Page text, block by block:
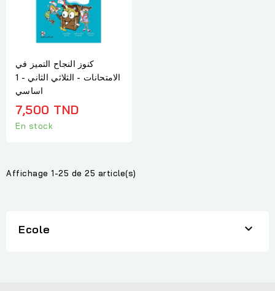
كنوز النجاح التميز في
الامتحانات - الثلاثي الثاني - 1
اساسي
7,500 TND
En stock
Affichage 1-25 de 25 article(s)
Ecole 